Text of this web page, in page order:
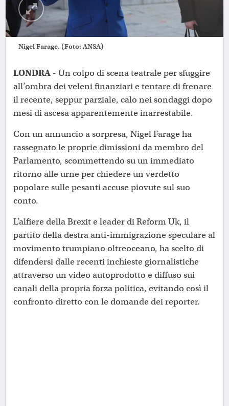
Nigel Farage. (Foto: ANSA)
LONDRA - Un colpo di scena teatrale per sfuggire
all’ombra dei veleni finanziari e tentare di frenare
il recente, seppur parziale, calo nei sondaggi dopo
mesi di ascesa apparentemente inarrestabile.
Con un annuncio a sorpresa, Nigel Farage ha
rassegnato le proprie dimissioni da membro del
Parlamento, scommettendo su un immediato
ritorno alle urne per chiedere un verdetto
popolare sulle pesanti accuse piovute sul suo
conto.
L’alfiere della Brexit e leader di Reform Uk, il
partito della destra anti-immigrazione speculare al
movimento trumpiano oltreoceano, ha scelto di
difendersi dalle recenti inchieste giornalistiche
attraverso un video autoprodotto e diffuso sui
canali della propria forza politica, evitando così il
confronto diretto con le domande dei reporter.